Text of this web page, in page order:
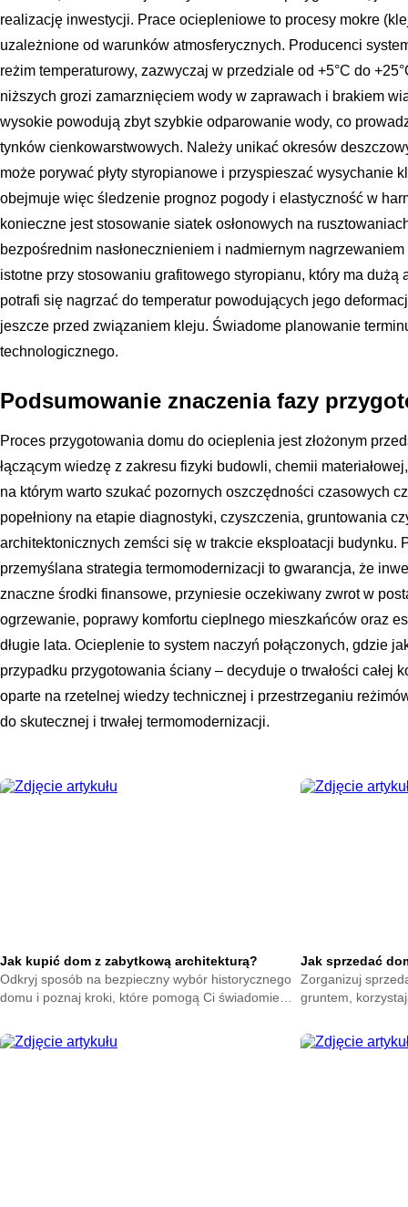
realizację inwestycji. Prace ociepleniowe to procesy mokre
uzależnione od warunków atmosferycznych. Producenci
reżim temperaturowy, zazwyczaj w przedziale od +5°C do
niższych grozi zamarznięciem wody w zaprawach i brakiem
wysokie powodują zbyt szybkie odparowanie wody, co
tynków cienkowarstwowych. Należy unikać okresów
może porywać płyty styropianowe i przyspieszać wysychanie
obejmuje więc śledzenie prognoz pogody i elastyczność w
konieczne jest stosowanie siatek osłonowych na
bezpośrednim nasłonecznieniem i nadmiernym
istotne przy stosowaniu grafitowego styropianu, który ma
potrafi się nagrzać do temperatur powodujących jego
jeszcze przed związaniem kleju. Świadome planowanie
technologicznego.
Podsumowanie znaczenia fazy
Proces przygotowania domu do ocieplenia jest złożonym
łączącym wiedzę z zakresu fizyki budowli, chemii
na którym warto szukać pozornych oszczędności czasowych
popełniony na etapie diagnostyki, czyszczenia, gruntowania
architektonicznych zemści się w trakcie eksploatacji budynku.
przemyślana strategia termomodernizacji to gwarancja, że
znaczne środki finansowe, przyniesie oczekiwany zwrot w
ogrzewanie, poprawy komfortu cieplnego mieszkańców oraz
długie lata. Ocieplenie to system naczyń połączonych, gdzie
przypadku przygotowania ściany – decyduje o trwałości całej
oparte na rzetelnej wiedzy technicznej i przestrzeganiu
do skutecznej i trwałej termomodernizacji.
Jak kupić dom z zabytkową architekturą?
Odkryj sposób na bezpieczny wybór historycznego
domu i poznaj kroki, które pomogą Ci świadomie
przed zakupem.
Jak sprzedać
Zorganizuj
gruntem,
sprawnie